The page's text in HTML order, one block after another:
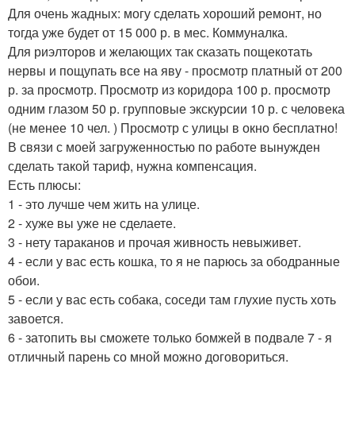
Для очень жадных: могу сделать хороший ремонт, но
тогда уже будет от 15 000 р. в мес. Коммуналка.
Для риэлторов и желающих так сказать пощекотать
нервы и пощупать все на яву - просмотр платный от 200
р. за просмотр. Просмотр из коридора 100 р. просмотр
одним глазом 50 р. групповые экскурсии 10 р. с человека
(не менее 10 чел. ) Просмотр с улицы в окно бесплатно!
В связи с моей загруженностью по работе вынужден
сделать такой тариф, нужна компенсация.
Есть плюсы:
1 - это лучше чем жить на улице.
2 - хуже вы уже не сделаете.
3 - нету тараканов и прочая живность невыживет.
4 - если у вас есть кошка, то я не парюсь за ободранные
обои.
5 - если у вас есть собака, соседи там глухие пусть хоть
завоется.
6 - затопить вы сможете только бомжей в подвале 7 - я
отличный парень со мной можно договориться.